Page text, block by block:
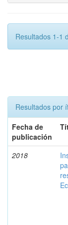
Resultados 1-1
Resultados por
Fecha de
publicación
2018